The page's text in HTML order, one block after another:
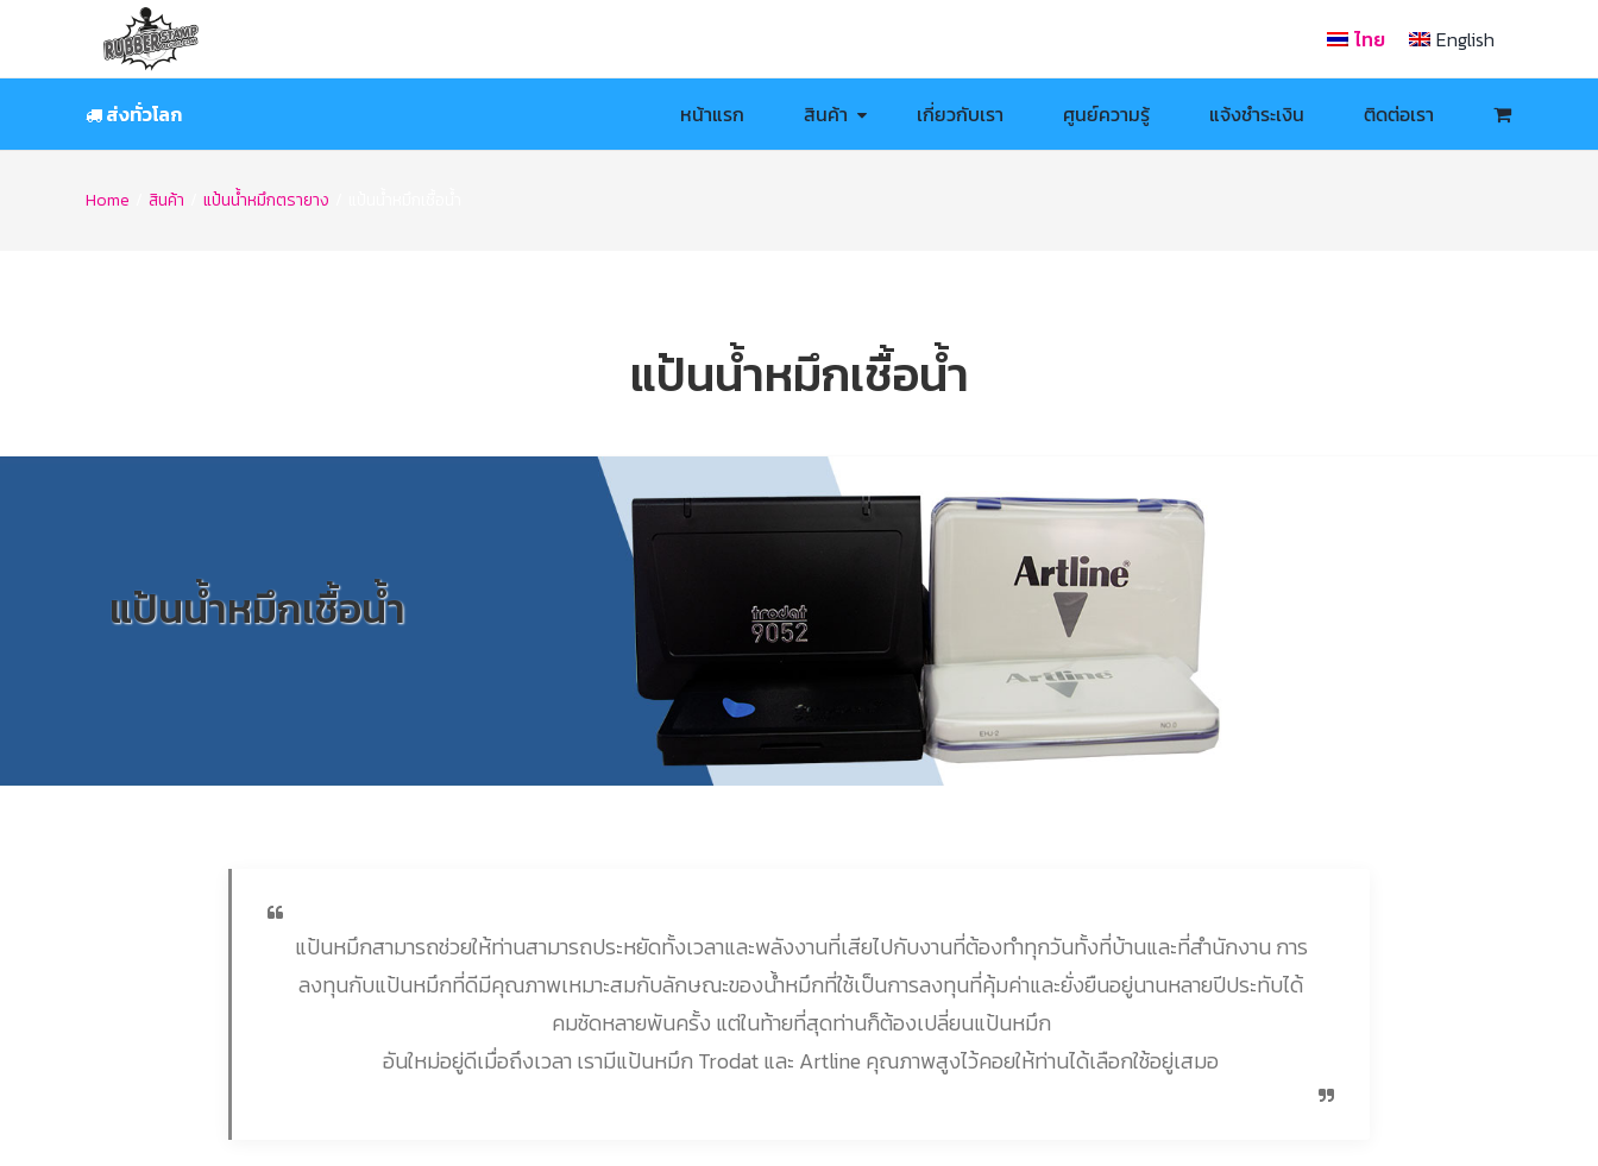
content
ไทย English
ส่งทั่วโลก หน้าแรก สินค้า เกี่ยวกับเรา ศูนย์ความรู้ แจ้งชำระเงิน ติดต่อเรา
Home สินค้า แป้นน้ำหมึกตรายาง
แป้นน้ำหมึกเชื้อน้ำ
แป้นน้ำหมึกเชื้อน้ำ
แป้นหมึกสามารถช่วยให้ท่านสามารถประหยัดทั้งเวลาและพลังงานที่เสียไปกับงานที่ต้องทำทุกวันทั้งที่บ้านและที่สำนักงาน การ
ลงทุนกับแป้นหมึกที่ดีมีคุณภาพเหมาะสมกับลักษณะของน้ำหมึกที่ใช้เป็นการลงทุนที่คุ้มค่าและยั่งยืนอยู่นานหลายปีประทับได้
คมชัดหลายพันครั้ง แต่ในท้ายที่สุดท่านก็ต้องเปลี่ยนแป้นหมึก
อันใหม่อยู่ดีเมื่อถึงเวลา เรามีแป้นหมึก Trodat และ Artline คุณภาพสูงไว้คอยให้ท่านได้เลือกใช้อยู่เสมอ